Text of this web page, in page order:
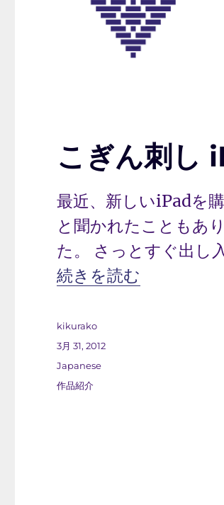
こぎん刺し
最近、新しいiPadを
と聞かれたこともあ
た。 さっとすぐ出し
“こぎん刺し iPadケー
続きを読む
投
稿
kikurako
投
3月 31, 2012
カ
テ
Japanese
タ
作品紹介